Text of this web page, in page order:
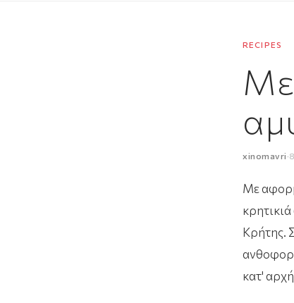
RECIPES
xinomavri·
Με
Κρήτης.
κατ'